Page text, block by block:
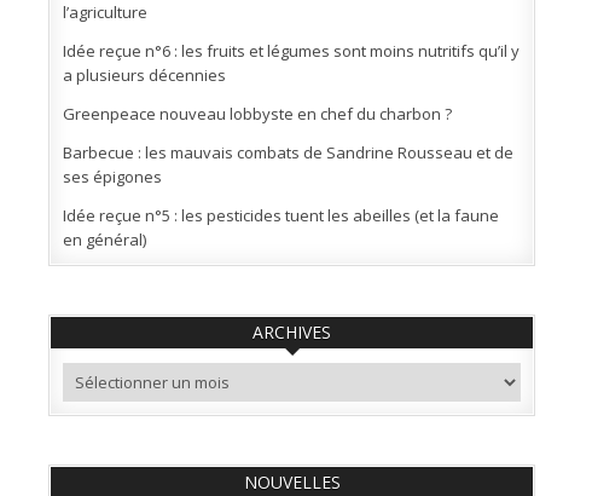
l’agriculture
Idée reçue n°6 : les fruits et légumes sont moins nutritifs qu’il y
a plusieurs décennies
Greenpeace nouveau lobbyste en chef du charbon ?
Barbecue : les mauvais combats de Sandrine Rousseau et de
ses épigones
Idée reçue n°5 : les pesticides tuent les abeilles (et la faune
en général)
ARCHIVES
Archives
NOUVELLES